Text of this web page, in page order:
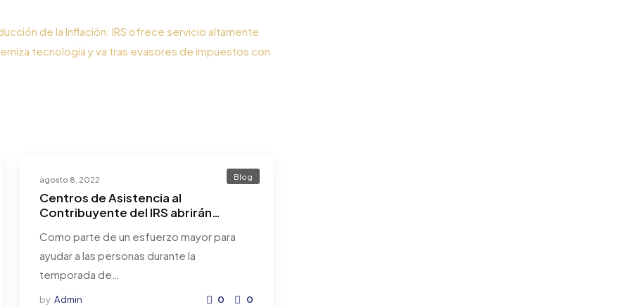
de la Inflación: IRS ofrece servicio altamente
tecnología y va tras evasores de impuestos con
agosto 8, 2022 Blog
Centros de Asistencia al
Contribuyente del IRS abrirán
en persona.
Como parte de un esfuerzo mayor para
ayudar a las personas durante la
temporada de…
by Admin 0 0